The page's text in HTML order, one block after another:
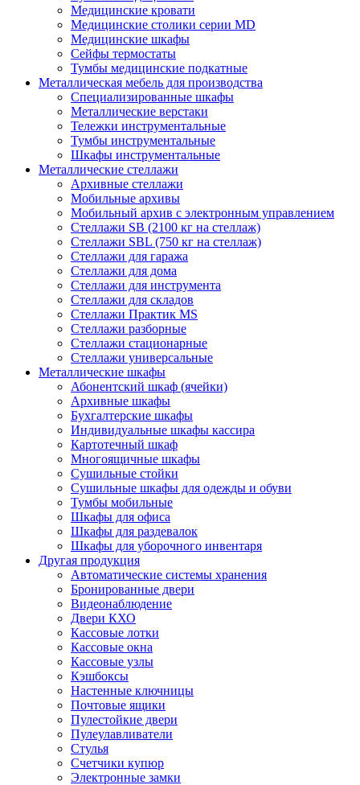
Медицинские кровати
Медицинские столики серии MD
Медицинские шкафы
Сейфы термостаты
Тумбы медицинские подкатные
Металлическая мебель для производства
Cпециализированные шкафы
Металлические верстаки
Тележки инструментальные
Тумбы инструментальные
Шкафы инструментальные
Металлические стеллажи
Архивные стеллажи
Мобильные архивы
Мобильный архив с электронным управлением
Стеллажи SB (2100 кг на стеллаж)
Стеллажи SBL (750 кг на стеллаж)
Стеллажи для гаража
Стеллажи для дома
Стеллажи для инструмента
Стеллажи для складов
Стеллажи Практик MS
Стеллажи разборные
Стеллажи стационарные
Стеллажи универсальные
Металлические шкафы
Абонентский шкаф (ячейки)
Архивные шкафы
Бухгалтерские шкафы
Индивидуальные шкафы кассира
Картотечный шкаф
Многоящичные шкафы
Сушильные стойки
Сушильные шкафы для одежды и обуви
Тумбы мобильные
Шкафы для офиса
Шкафы для раздевалок
Шкафы для уборочного инвентаря
Другая продукция
Автоматические системы хранения
Бронированные двери
Видеонаблюдение
Двери КХО
Кассовые лотки
Кассовые окна
Кассовые узлы
Кэшбоксы
Настенные ключницы
Почтовые ящики
Пулестойкие двери
Пулеулавливатели
Стулья
Счетчики купюр
Электронные замки